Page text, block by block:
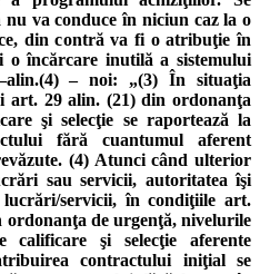
nu va conduce în niciun caz la o
din contră va fi o atribuţie în
o încărcare inutilă a sistemului
– noi: „(3) În situaţia
art. 29 alin. (21) din ordonanţa
şi selecţie se raportează la
fără cuantumul aferent
(4) Atunci când ulterior
sau servicii, autoritatea îşi
servicii, în condiţiile art.
de urgenţă, nivelurile
calificare şi selecţie aferente
contractului iniţial se